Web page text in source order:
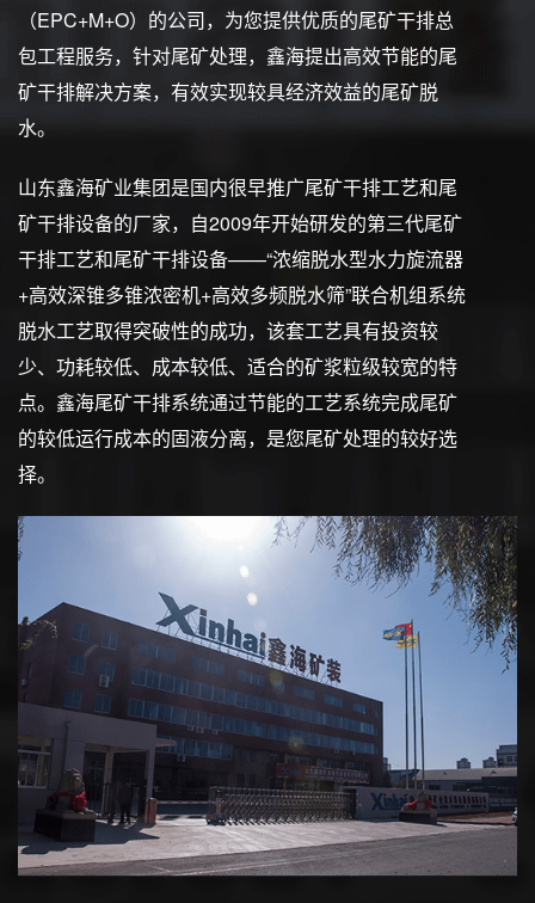
（EPC+M+O）的公司，为您提供优质的尾矿干排总
包工程服务，针对尾矿处理，鑫海提出高效节能的尾
矿干排解决方案，有效实现较具经济效益的尾矿脱
水。
山东鑫海矿业集团是国内很早推广尾矿干排工艺和尾
矿干排设备的厂家，自2009年开始研发的第三代尾矿
干排工艺和尾矿干排设备——“浓缩脱水型水力旋流器
+高效深锥多锥浓密机+高效多频脱水筛”联合机组系统
脱水工艺取得突破性的成功，该套工艺具有投资较
少、功耗较低、成本较低、适合的矿浆粒级较宽的特
点。鑫海尾矿干排系统通过节能的工艺系统完成尾矿
的较低运行成本的固液分离，是您尾矿处理的较好选
择。